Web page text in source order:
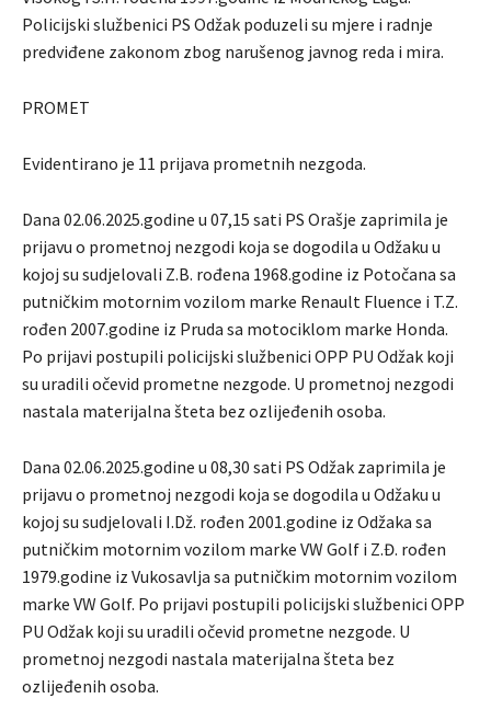
Policijski službenici PS Odžak poduzeli su mjere i radnje
predviđene zakonom zbog narušenog javnog reda i mira.
PROMET
Evidentirano je 11 prijava prometnih nezgoda.
Dana 02.06.2025.godine u 07,15 sati PS Orašje zaprimila je
prijavu o prometnoj nezgodi koja se dogodila u Odžaku u
kojoj su sudjelovali Z.B. rođena 1968.godine iz Potočana sa
putničkim motornim vozilom marke Renault Fluence i T.Z.
rođen 2007.godine iz Pruda sa motociklom marke Honda.
Po prijavi postupili policijski službenici OPP PU Odžak koji
su uradili očevid prometne nezgode. U prometnoj nezgodi
nastala materijalna šteta bez ozlijeđenih osoba.
Dana 02.06.2025.godine u 08,30 sati PS Odžak zaprimila je
prijavu o prometnoj nezgodi koja se dogodila u Odžaku u
kojoj su sudjelovali I.Dž. rođen 2001.godine iz Odžaka sa
putničkim motornim vozilom marke VW Golf i Z.Đ. rođen
1979.godine iz Vukosavlja sa putničkim motornim vozilom
marke VW Golf. Po prijavi postupili policijski službenici OPP
PU Odžak koji su uradili očevid prometne nezgode. U
prometnoj nezgodi nastala materijalna šteta bez
ozlijeđenih osoba.